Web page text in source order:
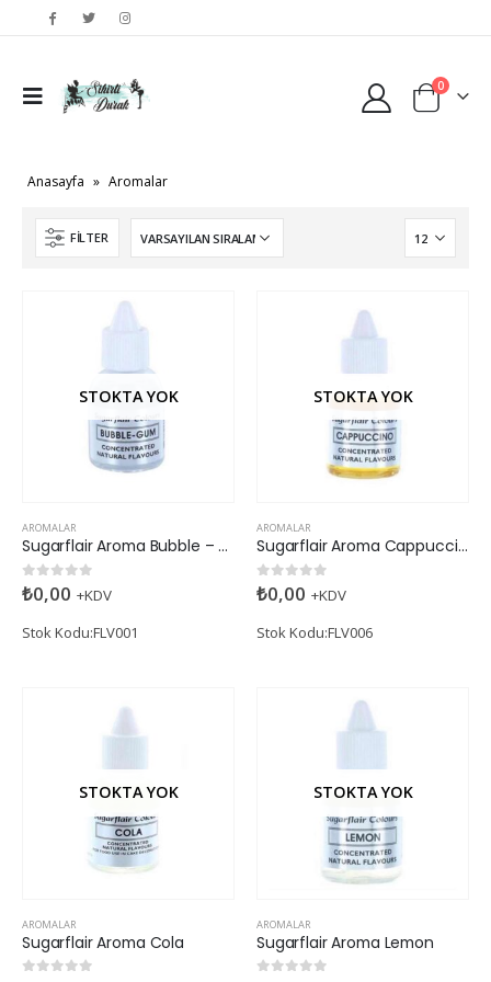
0
Anasayfa » Aromalar
FILTER
STOKTA YOK
AROMALAR
Sugarflair Aroma Bubble – Gum
05 üzerinden
₺0,00 +KDV
Stok Kodu:FLV001
STOKTA YOK
AROMALAR
Sugarflair Aroma Cappuccino
05 üzerinden
₺0,00 +KDV
Stok Kodu:FLV006
STOKTA YOK
AROMALAR
Sugarflair Aroma Cola
STOKTA YOK
AROMALAR
Sugarflair Aroma Lemon